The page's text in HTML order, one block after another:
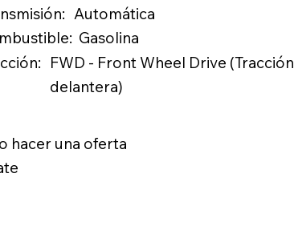
Automática
FWD - Front Wheel Drive (Tracción
delantera)
Gasolina
hacer una oferta